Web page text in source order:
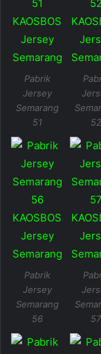
Pabrik
Jersey
Semarang
51
52
Pabrik
Jersey
Semarang
56
57